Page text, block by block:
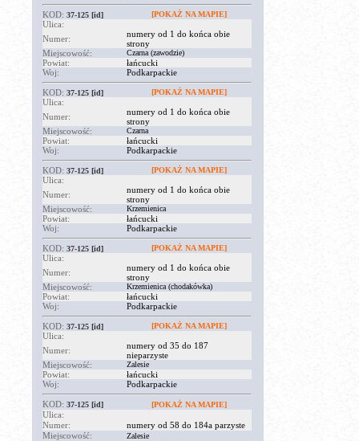
KOD: 37-125 [id] [POKAŻ NA MAPIE]
Ulica:
Numer:
numery od 1 do końca obie
strony
Miejscowość:
Czarna (zawodzie)
Powiat:
łańcucki
Woj:
Podkarpackie
KOD: 37-125 [id] [POKAŻ NA MAPIE]
Ulica:
Numer:
numery od 1 do końca obie
strony
Miejscowość:
Czarna
Powiat:
łańcucki
Woj:
Podkarpackie
KOD: 37-125 [id] [POKAŻ NA MAPIE]
Ulica:
Numer:
numery od 1 do końca obie
strony
Miejscowość:
Krzemienica
Powiat:
łańcucki
Woj:
Podkarpackie
KOD: 37-125 [id] [POKAŻ NA MAPIE]
Ulica:
Numer:
numery od 1 do końca obie
strony
Miejscowość:
Krzemienica (chodakówka)
Powiat:
łańcucki
Woj:
Podkarpackie
KOD: 37-125 [id] [POKAŻ NA MAPIE]
Ulica:
Numer:
numery od 35 do 187
nieparzyste
Miejscowość:
Zalesie
Powiat:
łańcucki
Woj:
Podkarpackie
KOD: 37-125 [id] [POKAŻ NA MAPIE]
Ulica:
Numer:
numery od 58 do 184a parzyste
Miejscowość:
Zalesie